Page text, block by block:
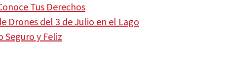
Tus Derechos
Drones del 3 de Julio en el Lago
Seguro y Feliz